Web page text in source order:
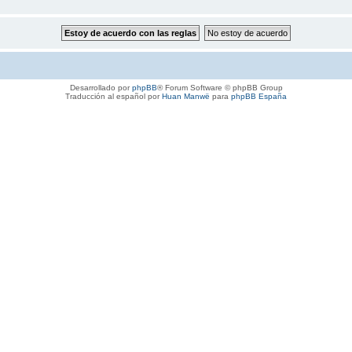
Desarrollado porphpBB® Forum Software © phpBB Group
Traducción al español porHuan Manwë para phpBB España